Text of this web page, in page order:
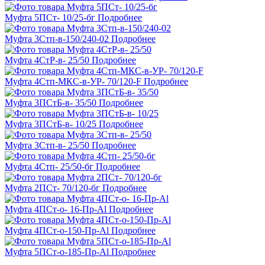
Муфта 5ПСт- 10/25-бг Подробнее
Муфта 3Стп-в-150/240-02 Подробнее
Муфта 4СтР-в- 25/50 Подробнее
Муфта 4Стп-МКС-в-УР- 70/120-F Подробнее
Муфта 3ПСтБ-в- 35/50 Подробнее
Муфта 3ПСтБ-в- 10/25 Подробнее
Муфта 3Стп-в- 25/50 Подробнее
Муфта 4Стп- 25/50-бг Подробнее
Муфта 2ПСт- 70/120-бг Подробнее
Муфта 4ПСт-о- 16-Пр-Al Подробнее
Муфта 4ПСт-о-150-Пр-Al Подробнее
Муфта 5ПСт-о-185-Пр-Al Подробнее